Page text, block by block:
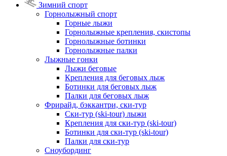
Зимний спорт
Горнолыжный спорт
Горные лыжи
Горнолыжные крепления, скистопы
Горнолыжные ботинки
Горнолыжные палки
Лыжные гонки
Лыжи беговые
Крепления для беговых лыж
Ботинки для беговых лыж
Палки для беговых лыж
Фрирайд, бэккантри, ски-тур
Ски-тур (ski-tour) лыжи
Крепления для ски-тур (ski-tour)
Ботинки для ски-тур (ski-tour)
Палки для ски-тур
Сноубординг